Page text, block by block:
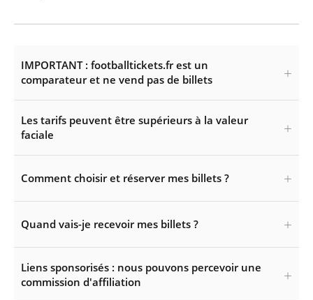
IMPORTANT : footballtickets.fr est un
comparateur et ne vend pas de billets
Les tarifs peuvent être supérieurs à la valeur
faciale
Comment choisir et réserver mes billets ?
Quand vais-je recevoir mes billets ?
Liens sponsorisés : nous pouvons percevoir une
commission d'affiliation